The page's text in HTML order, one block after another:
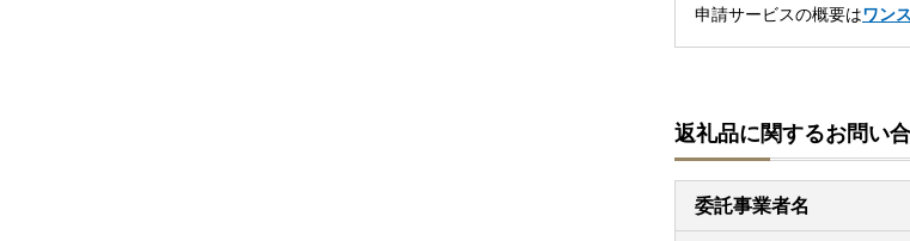
申請サービスの概要はワン
返礼品に関するお問い
委託事業者名